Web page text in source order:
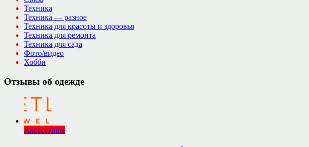
Техника
Техника — разное
Техника для красоты и здоровья
Техника для ремонта
Техника для сада
Фото/видео
Хобби
Отзывы об одежде
Аксессуары